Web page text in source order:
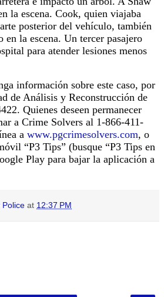
la escena. Cook, quien viajaba
posterior del vehículo, también
en la escena. Un tercer pasajero
para atender lesiones menos
información sobre este caso, por
de Análisis y Reconstrucción de
Quienes deseen permanecer
a Crime Solvers al 1-866-411-
a www.pgcrimesolvers.com, o
“P3 Tips” (busque “P3 Tips en
Play para bajar la aplicación a
Police at 12:37 PM